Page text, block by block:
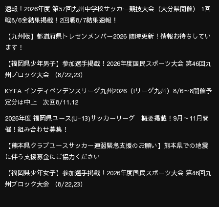
速報！2026年度 第57回九州中学校サッカー競技大会（大分県開催） 1回
戦8/6全結果掲載！2回戦8/7結果速報！
【九州版】都道府県トレセンメンバー2026 随時更新！情報お待ちしてい
ます！
【福岡県少年男子】参加選手掲載！2026年度国民スポーツ大会 第46回九
州ブロック大会 （8/22,23）
KYFA インディペンデンスリーグ九州2026（Iリーグ九州）8/6～8開催予
定分は中止 次回8/11.12
2026年度 福岡県ユース(U-13)サッカーリーグ 概要掲載！9月～11月開
催！組み合わせ募集！
【熊本県クラブユースサッカー連盟緊急支援のお願い】熊本県での地震
に伴う支援募金にご協力ください
【福岡県少年女子】参加選手掲載！2026年度国民スポーツ大会 第46回九
州ブロック大会 （8/22,23）